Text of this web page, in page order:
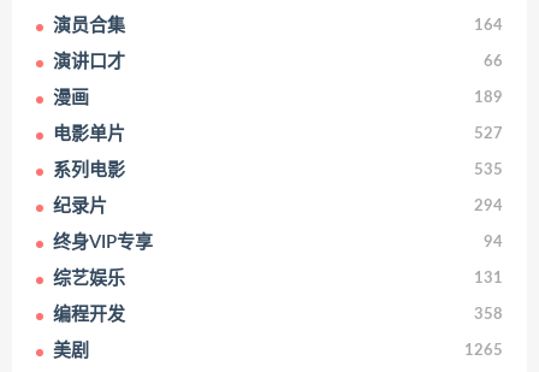
演员合集 164
演讲口才 66
漫画 189
电影单片 527
系列电影 535
纪录片 294
终身VIP专享 94
综艺娱乐 131
编程开发 358
美剧 1265